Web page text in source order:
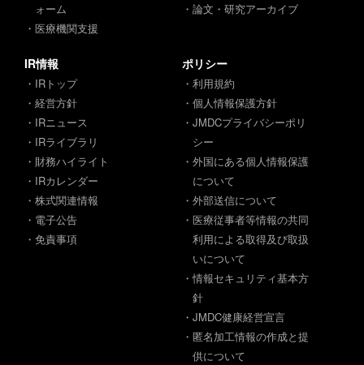
ォーム
・医療機関支援
・論文・研究アーカイブ
IR情報
・IRトップ
・経営方針
・IRニュース
・IRライブラリ
・財務ハイライト
・IRカレンダー
・株式関連情報
・電子公告
・免責事項
ポリシー
・利用規約
・個人情報保護方針
・JMDCプライバシーポリ
シー
・外国にある個人情報保護
について
・外部送信について
・医療従事者等情報の共同
利用による取得及び取扱
いについて
・情報セキュリティ基本方
針
・JMDC健康経営宣言
・匿名加工情報の作成と提
供について